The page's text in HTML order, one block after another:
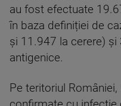
au fost efectuate
în baza definiției de
și 11.947 la cerere)
antigenice.
Pe teritoriul